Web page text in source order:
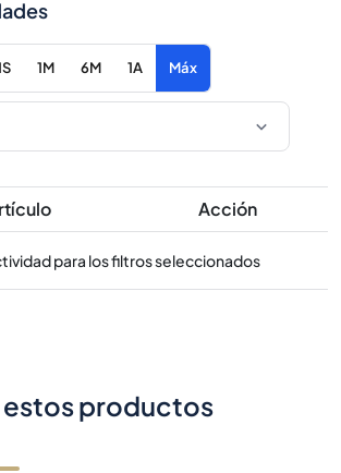
1M 6M 1A Máx
Acción
para los filtros seleccionados
productos